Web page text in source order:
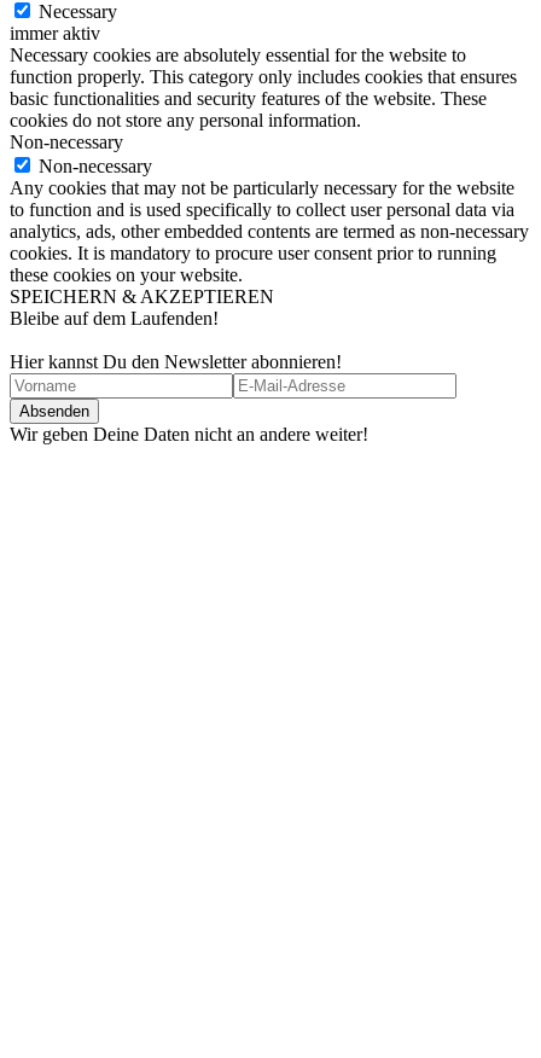
Necessary
immer aktiv
Necessary cookies are absolutely essential for the website to
function properly. This category only includes cookies that ensures
basic functionalities and security features of the website. These
cookies do not store any personal information.
Non-necessary
Non-necessary
Any cookies that may not be particularly necessary for the website
to function and is used specifically to collect user personal data via
analytics, ads, other embedded contents are termed as non-necessary
cookies. It is mandatory to procure user consent prior to running
these cookies on your website.
SPEICHERN & AKZEPTIEREN
Bleibe auf dem Laufenden!
Hier kannst Du den Newsletter abonnieren!
Wir geben Deine Daten nicht an andere weiter!